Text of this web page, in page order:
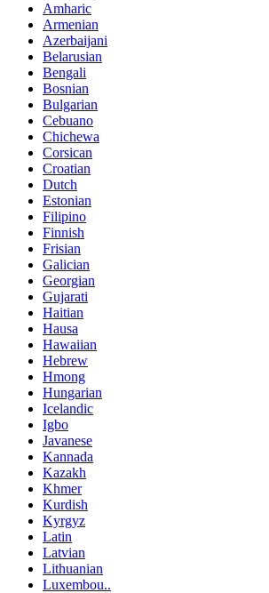
Amharic
Armenian
Azerbaijani
Belarusian
Bengali
Bosnian
Bulgarian
Cebuano
Chichewa
Corsican
Croatian
Dutch
Estonian
Filipino
Finnish
Frisian
Galician
Georgian
Gujarati
Haitian
Hausa
Hawaiian
Hebrew
Hmong
Hungarian
Icelandic
Igbo
Javanese
Kannada
Kazakh
Khmer
Kurdish
Kyrgyz
Latin
Latvian
Lithuanian
Luxembou..